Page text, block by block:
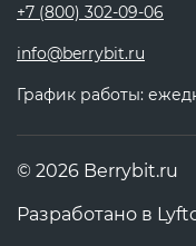
+7 (800) 302-09-06
info@berrybit.ru
График работы:
© 2026 Berrybit.ru
Разработано в